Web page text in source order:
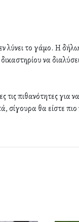
λύνει το γάμο. Η
να
τις πιθανότητες
σίγουρα θα είστε